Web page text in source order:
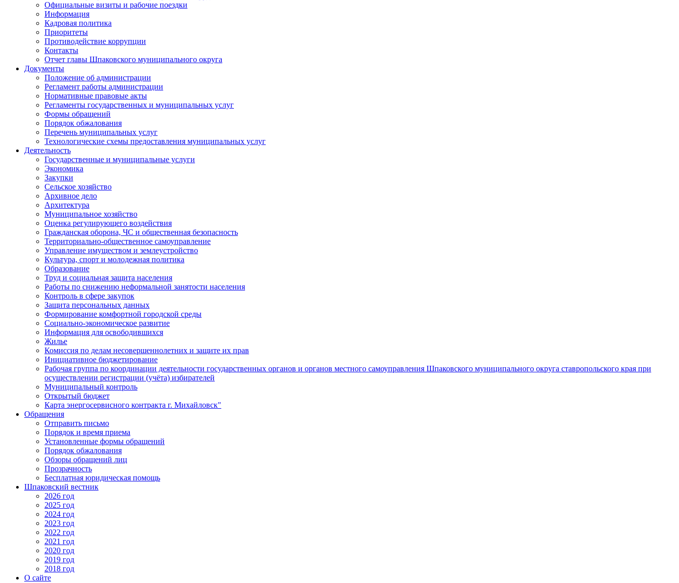
Официальные визиты и рабочие поездки
Информация
Кадровая политика
Приоритеты
Противодействие коррупции
Контакты
Отчет главы Шпаковского муниципального округа
Документы
Положение об администрации
Регламент работы администрации
Нормативные правовые акты
Регламенты государственных и муниципальных услуг
Формы обращений
Порядок обжалования
Перечень муниципальных услуг
Технологические схемы предоставления муниципальных услуг
Деятельность
Государственные и муниципальные услуги
Экономика
Закупки
Сельское хозяйство
Архивное дело
Архитектура
Муниципальное хозяйство
Оценка регулирующего воздействия
Гражданская оборона, ЧС и общественная безопасность
Территориально-общественное самоуправление
Управление имуществом и землеустройство
Культура, спорт и молодежная политика
Образование
Труд и социальная защита населения
Работы по снижению неформальной занятости населения
Контроль в сфере закупок
Защита персональных данных
Формирование комфортной городской среды
Социально-экономическое развитие
Информация для освободившихся
Жилье
Комиссия по делам несовершеннолетних и защите их прав
Инициативное бюджетирование
Рабочая группа по координации деятельности государственных органов и органов местного самоуправления Шпаковского муниципального округа ставропольского края при
осуществлении регистрации (учёта) избирателей
Муниципальный контроль
Открытый бюджет
Карта энергосервисного контракта г. Михайловск"
Обращения
Отправить письмо
Порядок и время приема
Установленные формы обращений
Порядок обжалования
Обзоры обращений лиц
Прозрачность
Бесплатная юридическая помощь
Шпаковский вестник
2026 год
2025 год
2024 год
2023 год
2022 год
2021 год
2020 год
2019 год
2018 год
О сайте